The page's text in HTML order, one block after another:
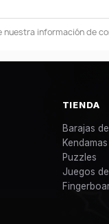
información de
TIENDA
Barajas
Kendamas
Puzzles
Juegos